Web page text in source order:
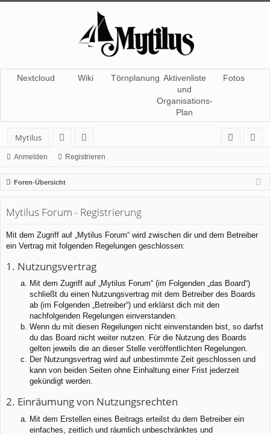
Nextcloud Wiki Törnplanung Aktivenliste
und
Organisations-
Plan
Fotos
Mytilus
or
en
itg
lie
de
r
m
el
n
ist
rie
n
Anmelden Registrieren
Foren-Übersicht
Mytilus Forum - Registrierung
Mit dem Zugriff auf „Mytilus Forum“ wird zwischen dir und dem Betreiber
ein Vertrag mit folgenden Regelungen geschlossen:
1. Nutzungsvertrag
Mit dem Zugriff auf „Mytilus Forum“ (im Folgenden „das Board“)
schließt du einen Nutzungsvertrag mit dem Betreiber des Boards
ab (im Folgenden „Betreiber“) und erklärst dich mit den
nachfolgenden Regelungen einverstanden.
Wenn du mit diesen Regelungen nicht einverstanden bist, so darfst
du das Board nicht weiter nutzen. Für die Nutzung des Boards
gelten jeweils die an dieser Stelle veröffentlichten Regelungen.
Der Nutzungsvertrag wird auf unbestimmte Zeit geschlossen und
kann von beiden Seiten ohne Einhaltung einer Frist jederzeit
gekündigt werden.
2. Einräumung von Nutzungsrechten
Mit dem Erstellen eines Beitrags erteilst du dem Betreiber ein
einfaches, zeitlich und räumlich unbeschränktes und